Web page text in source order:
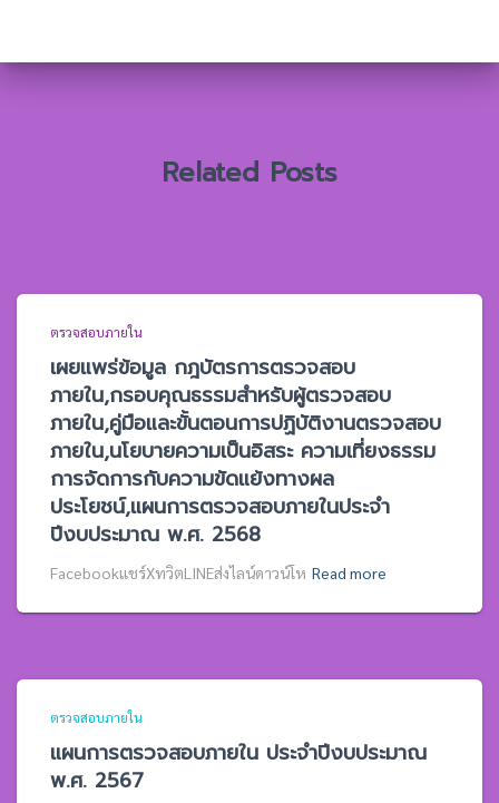
ห
Related Posts
ตรวจสอบภายใน
เผยแพร่ข้อมูล กฎบัตรการตรวจสอบ
ภายใน,กรอบคุณธรรมสำหรับผู้ตรวจสอบ
ภายใน,คู่มือและขั้นตอนการปฏิบัติงานตรวจสอบ
ภายใน,นโยบายความเป็นอิสระ ความเที่ยงธรรม
การจัดการกับความขัดแย้งทางผล
ประโยชน์,แผนการตรวจสอบภายในประจำ
ปีงบประมาณ พ.ศ. 2568
Facebookแชร์XทวิตLINEส่งไลน์ดาวน์โห Read more
ตรวจสอบภายใน
แผนการตรวจสอบภายใน ประจำปีงบประมาณ
พ.ศ. 2567